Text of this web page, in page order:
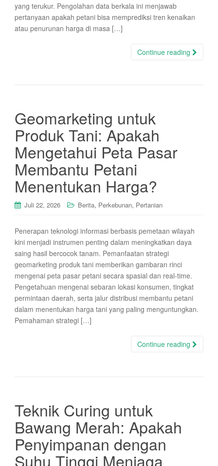
yang terukur. Pengolahan data berkala ini menjawab
pertanyaan apakah petani bisa memprediksi tren kenaikan
atau penurunan harga di masa […]
Continue reading
Geomarketing untuk
Produk Tani: Apakah
Mengetahui Peta Pasar
Membantu Petani
Menentukan Harga?
Juli 22, 2026 Berita, Perkebunan, Pertanian
Penerapan teknologi informasi berbasis pemetaan wilayah
kini menjadi instrumen penting dalam meningkatkan daya
saing hasil bercocok tanam. Pemanfaatan strategi
geomarketing produk tani memberikan gambaran rinci
mengenai peta pasar petani secara spasial dan real-time.
Pengetahuan mengenai sebaran lokasi konsumen, tingkat
permintaan daerah, serta jalur distribusi membantu petani
dalam menentukan harga tani yang paling menguntungkan.
Pemahaman strategi […]
Continue reading
Teknik Curing untuk
Bawang Merah: Apakah
Penyimpanan dengan
Suhu Tinggi Menjaga